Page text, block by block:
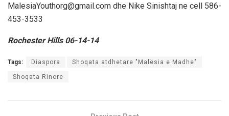
MalesiaYouthorg@gmail.com dhe Nike Sinishtaj ne cell 586-
453-3533
Rochester Hills 06-14-14
Tags: Diaspora Shoqata atdhetare "Malësia e Madhe"
Shoqata Rinore